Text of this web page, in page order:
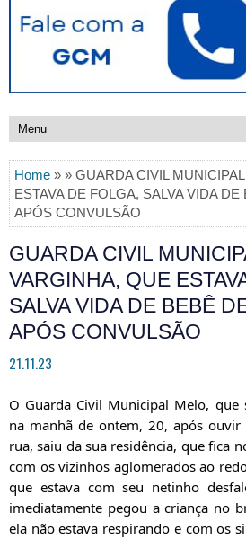
Home » » GUARDA CIVIL
ESTAVA DE FOLGA, SALVA VIDA
APÓS CONVULSÃO
GUARDA CIVIL
VARGINHA, QUE
SALVA VIDA DE BEBÊ
APÓS CONVULSÃO
21.11.23
O Guarda Civil Municipal Melo, que
na manhã de ontem, 20, após ouvir
rua, saiu da sua residência, que fica
com os vizinhos aglomerados ao
que estava com seu netinho
imediatamente pegou a criança no
ela não estava respirando e com os